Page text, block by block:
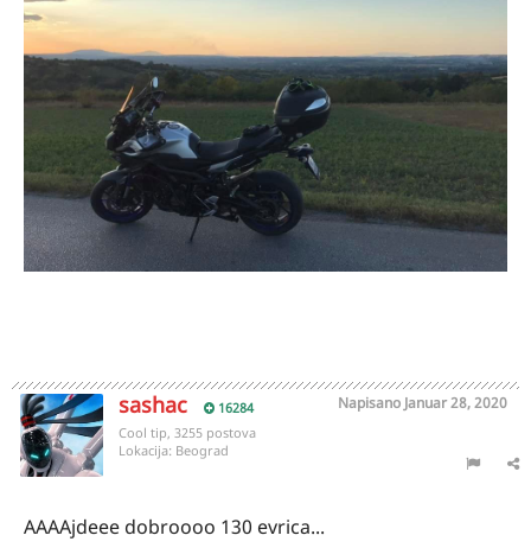
sashac 16284 Napisano Januar 28, 2020
Cool tip, 3255 postova
Lokacija: Beograd
AAAAjdeee dobroooo 130 evrica...